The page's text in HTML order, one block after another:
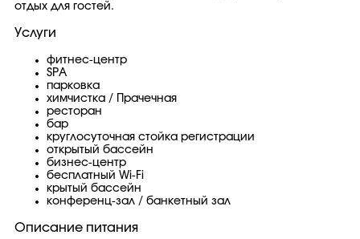
отдых для гостей.
Услуги
фитнес-центр
SPA
парковка
химчистка / Прачечная
ресторан
бар
круглосуточная стойка регистрации
открытый бассейн
бизнес-центр
бесплатный Wi-Fi
крытый бассейн
конференц-зал / банкетный зал
Описание питания